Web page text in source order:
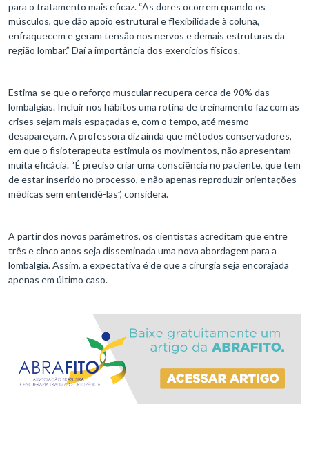
para o tratamento mais eficaz. “As dores ocorrem quando os
músculos, que dão apoio estrutural e flexibilidade à coluna,
enfraquecem e geram tensão nos nervos e demais estruturas da
região lombar.” Daí a importância dos exercícios físicos.
Estima-se que o reforço muscular recupera cerca de 90% das
lombalgias. Incluir nos hábitos uma rotina de treinamento faz com as
crises sejam mais espaçadas e, com o tempo, até mesmo
desapareçam. A professora diz ainda que métodos conservadores,
em que o fisioterapeuta estimula os movimentos, não apresentam
muita eficácia. “É preciso criar uma consciência no paciente, que tem
de estar inserido no processo, e não apenas reproduzir orientações
médicas sem entendê-las”, considera.
A partir dos novos parâmetros, os cientistas acreditam que entre
três e cinco anos seja disseminada uma nova abordagem para a
lombalgia. Assim, a expectativa é de que a cirurgia seja encorajada
apenas em último caso.